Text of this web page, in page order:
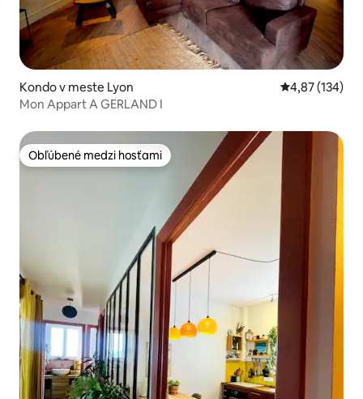
Kondo v meste Lyon Priemerné
4,87 (134)
Mon Appart A GERLAND I
Obľúbené medzi hosťami
Obľúbené medzi hosťami